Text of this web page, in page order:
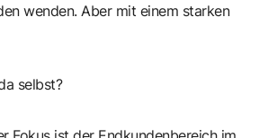
wenden. Aber mit einem starken
selbst?